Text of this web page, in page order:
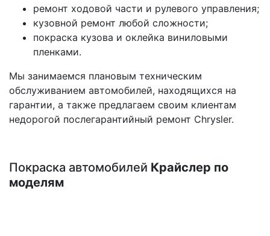
ремонт ходовой части и рулевого управления;
кузовной ремонт любой сложности;
покраска кузова и оклейка виниловыми
пленками.
Мы занимаемся плановым техническим
обслуживанием автомобилей, находящихся на
гарантии, а также предлагаем своим клиентам
недорогой послегарантийный ремонт Chrysler.
Покраска автомобилей Крайслер по
моделям